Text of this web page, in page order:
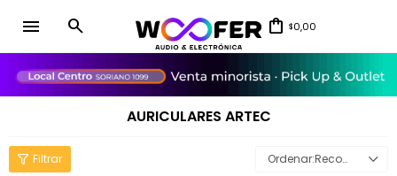
menu $0,00
AURICULARES ARTEC
Recomendados
close